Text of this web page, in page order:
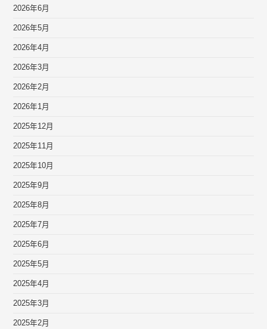
2026年6月
2026年5月
2026年4月
2026年3月
2026年2月
2026年1月
2025年12月
2025年11月
2025年10月
2025年9月
2025年8月
2025年7月
2025年6月
2025年5月
2025年4月
2025年3月
2025年2月